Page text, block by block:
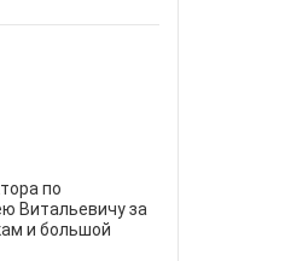
по
Витальевичу за
и большой